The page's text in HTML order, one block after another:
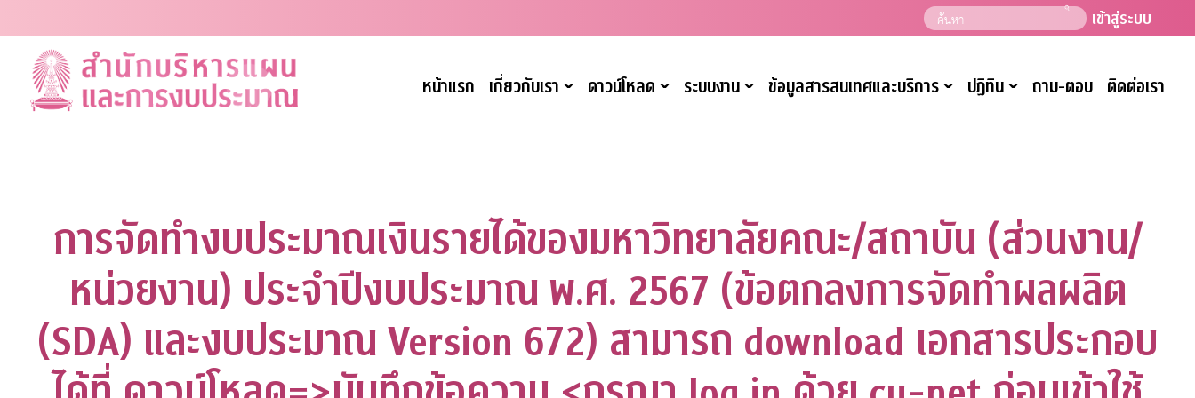
to
content
เข้าสู่ระบบ
หน้าแรก เกี่ยวกับเรา ˇ ดาวน์โหลด ˇ ระบบงานˇ ข้อมูลสารสนเทศและบริการˇ ปฏิทินˇ ถาม-ตอบ ติดต่อเรา
การจัดทำงบประมาณเงินรายได้ของมหาวิทยาลัยคณะ/สถาบัน (ส่วนงาน/
หน่วยงาน) ประจำปีงบประมาณ พ.ศ. 2567 (ข้อตกลงการจัดทำผลผลิต
(SDA) และงบประมาณ Version 672) สามารถ download เอกสารประกอบ